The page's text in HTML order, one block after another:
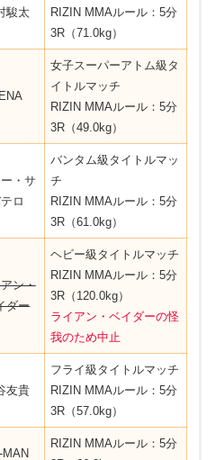
駿太
RIZIN MMAルール：5分
3R（71.0kg）
女子スーパーアトム級タ
イトルマッチ
RIZIN MMAルール：5分
3R（49.0kg）
・サ
ロ
バンタム級タイトルマッ
チ
RIZIN MMAルール：5分
3R（61.0kg）
ン・
ダー
ヘビー級タイトルマッチ
RIZIN MMAルール：5分
3R（120.0kg）
ライアン・ベイダーの怪
我のため中止
友貴
フライ級タイトルマッチ
RIZIN MMAルール：5分
3R（57.0kg）
MAN
RIZIN MMAルール：5分